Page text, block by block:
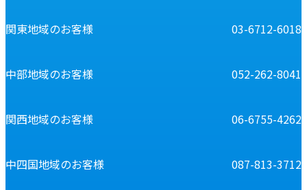
関東地域のお客様 03-6712-6018
中部地域のお客様 052-262-8041
関西地域のお客様 06-6755-4262
中四国地域のお客様 087-813-3712